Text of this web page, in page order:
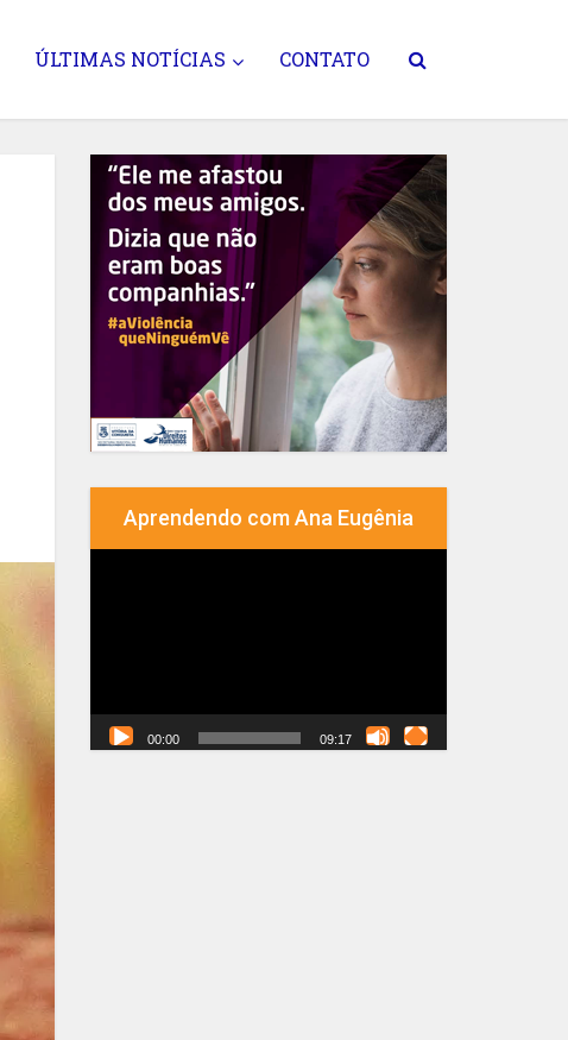
ÚLTIMAS NOTÍCIAS CONTATO
Aprendendo com Ana Eugênia
00:00 09:17